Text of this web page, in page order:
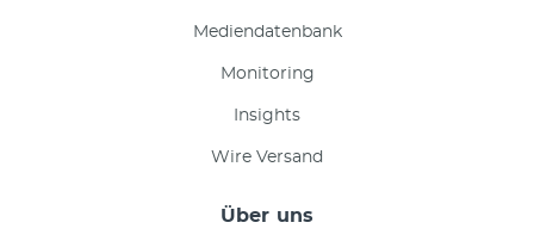
Mediendatenbank
Monitoring
Insights
Wire Versand
Über uns